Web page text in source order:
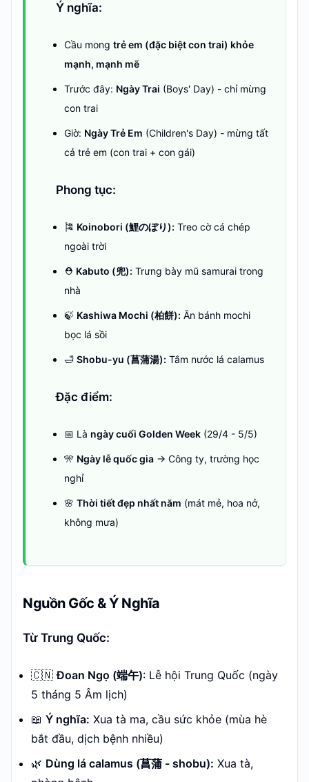
Ý nghĩa:
Cầu mong trẻ em (đặc biệt con trai) khỏe
mạnh, mạnh mẽ
Trước đây: Ngày Trai (Boys' Day) - chỉ mừng
con trai
Giờ: Ngày Trẻ Em (Children's Day) - mừng tất
cả trẻ em (con trai + con gái)
Phong tục:
🎏 Koinobori (鯉のぼり): Treo cờ cá chép
ngoài trời
⛑️ Kabuto (兜): Trưng bày mũ samurai trong
nhà
🍃 Kashiwa Mochi (柏餅): Ăn bánh mochi
bọc lá sồi
🛁 Shobu-yu (菖蒲湯): Tắm nước lá calamus
Đặc điểm:
📅 Là ngày cuối Golden Week (29/4 - 5/5)
🎌 Ngày lễ quốc gia → Công ty, trường học
nghỉ
🌸 Thời tiết đẹp nhất năm (mát mẻ, hoa nở,
không mưa)
Nguồn Gốc & Ý Nghĩa
Từ Trung Quốc:
🇨🇳Đoan Ngọ (端午): Lễ hội Trung Quốc (ngày
5 tháng 5 Âm lịch)
📖 Ý nghĩa: Xua tà ma, cầu sức khỏe (mùa hè
bắt đầu, dịch bệnh nhiều)
🌿 Dùng lá calamus (菖蒲 - shobu): Xua tà,